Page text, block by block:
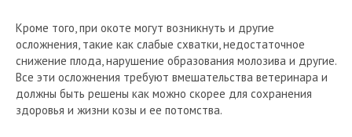
Кроме того, при окоте могут возникнуть и другие
осложнения, такие как слабые схватки, недостаточное
снижение плода, нарушение образования молозива и другие.
Все эти осложнения требуют вмешательства ветеринара и
должны быть решены как можно скорее для сохранения
здоровья и жизни козы и ее потомства.